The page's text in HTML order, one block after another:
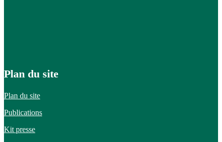
Plan du site
Plan du site
Publications
Kit presse